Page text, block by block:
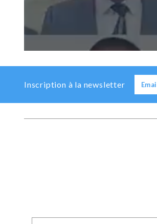
Previous
Next
Inscription à la newsletter